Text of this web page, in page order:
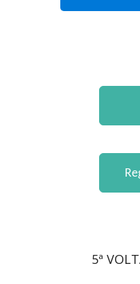
5ª